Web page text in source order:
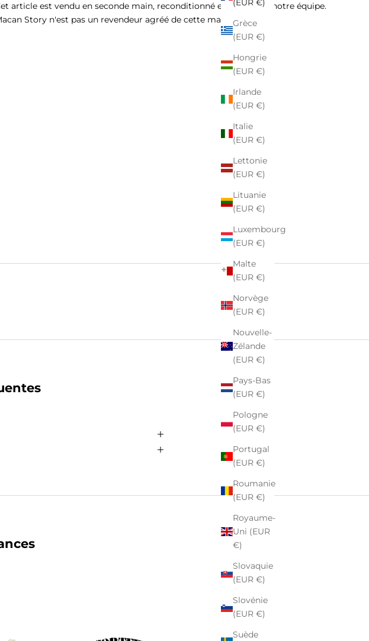
(EUR €)
Grèce
(EUR €)
Hongrie
(EUR €)
Irlande
(EUR €)
Italie
(EUR €)
Lettonie
(EUR €)
Lituanie
(EUR €)
Luxembourg
(EUR €)
Malte
(EUR €)
Norvège
(EUR €)
Nouvelle-
Zélande
(EUR €)
Pays-Bas
(EUR €)
Pologne
(EUR €)
Portugal
(EUR €)
Roumanie
(EUR €)
Royaume-
Uni (EUR
€)
Slovaquie
(EUR €)
Slovénie
(EUR €)
Suède
article est vendu en seconde main, reconditionné et vérifié par notre équipe.
Story n'est pas un revendeur agréé de cette marque.